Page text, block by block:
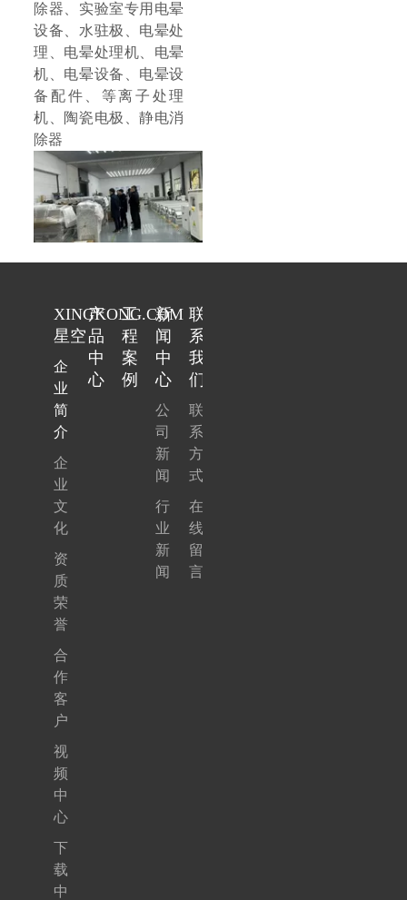
除器、实验室专用电晕
设备、水驻极、电晕处
理、电晕处理机、电晕
机、电晕设备、电晕设
备配件、等离子处理
机、陶瓷电极、静电消
除器
XINGKONG.COM
星空
企
业
简
介
企
业
文
化
资
质
荣
誉
合
作
客
户
视
频
中
心
下
载
中
产
品
中
心
工
程
案
例
新
闻
中
心
公
司
新
闻
行
业
新
闻
联
系
我
们
联
系
方
式
在
线
留
言